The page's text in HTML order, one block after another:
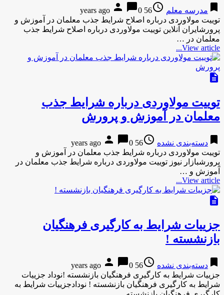
bookmark مدرسه معلم access_time
56 years ago
person chat_bubble0
توییت مولاوردی درباره اصلاح شرایط جذب معلمان در آموزش و
پرورشایران آنلاین توییت مولاوردی درباره اصلاح شرایط جذب
معلمان در …
View article...
description
توییت مولاوردی درباره شرایط جذب
معلمان در آموزش و پرورش
bookmark دسته‌بندی نشده access_time
56 years ago
person chat_bubble0
توییت مولاوردی درباره شرایط جذب معلمان در آموزش و
پرورشبازار نیوز توییت مولاوردی درباره شرایط جذب معلمان در
آموزش و …
View article...
description
جزییات شرایط به کارگیری فرهنگیان
بازنشسته !
bookmark دسته‌بندی نشده access_time
56 years ago
person chat_bubble0
جزییات شرایط به کارگیری فرهنگیان بازنشسته !نوداد جزییات
شرایط به کارگیری فرهنگیان بازنشسته ! نودادجزییات شرایط به